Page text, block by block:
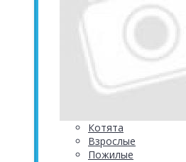
Котята
Взрослые
Пожилые